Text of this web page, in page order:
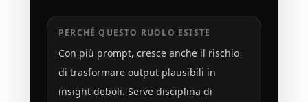
PERCHÉ QUESTO RUOLO ESISTE
Con più prompt, cresce anche il rischio
di trasformare output plausibili in
insight deboli. Serve disciplina di